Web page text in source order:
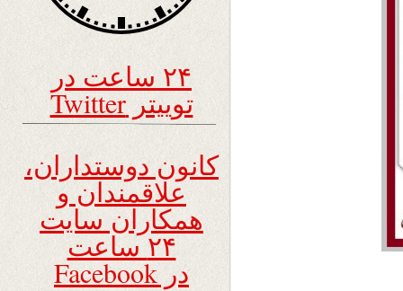
۲۴ ساعت در
توییتر Twitter
کانون دوستداران،
علاقمندان و
همکاران سایت
۲۴ ساعت
در Facebook